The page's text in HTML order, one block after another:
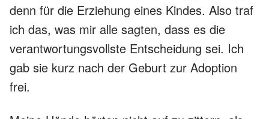
denn für die Erziehung eines Kindes. Also traf
ich das, was mir alle sagten, dass es die
verantwortungsvollste Entscheidung sei. Ich
gab sie kurz nach der Geburt zur Adoption
frei.